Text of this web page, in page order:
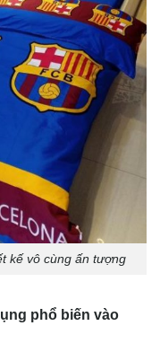
kế vô cùng ấn tượng
phổ biến vào